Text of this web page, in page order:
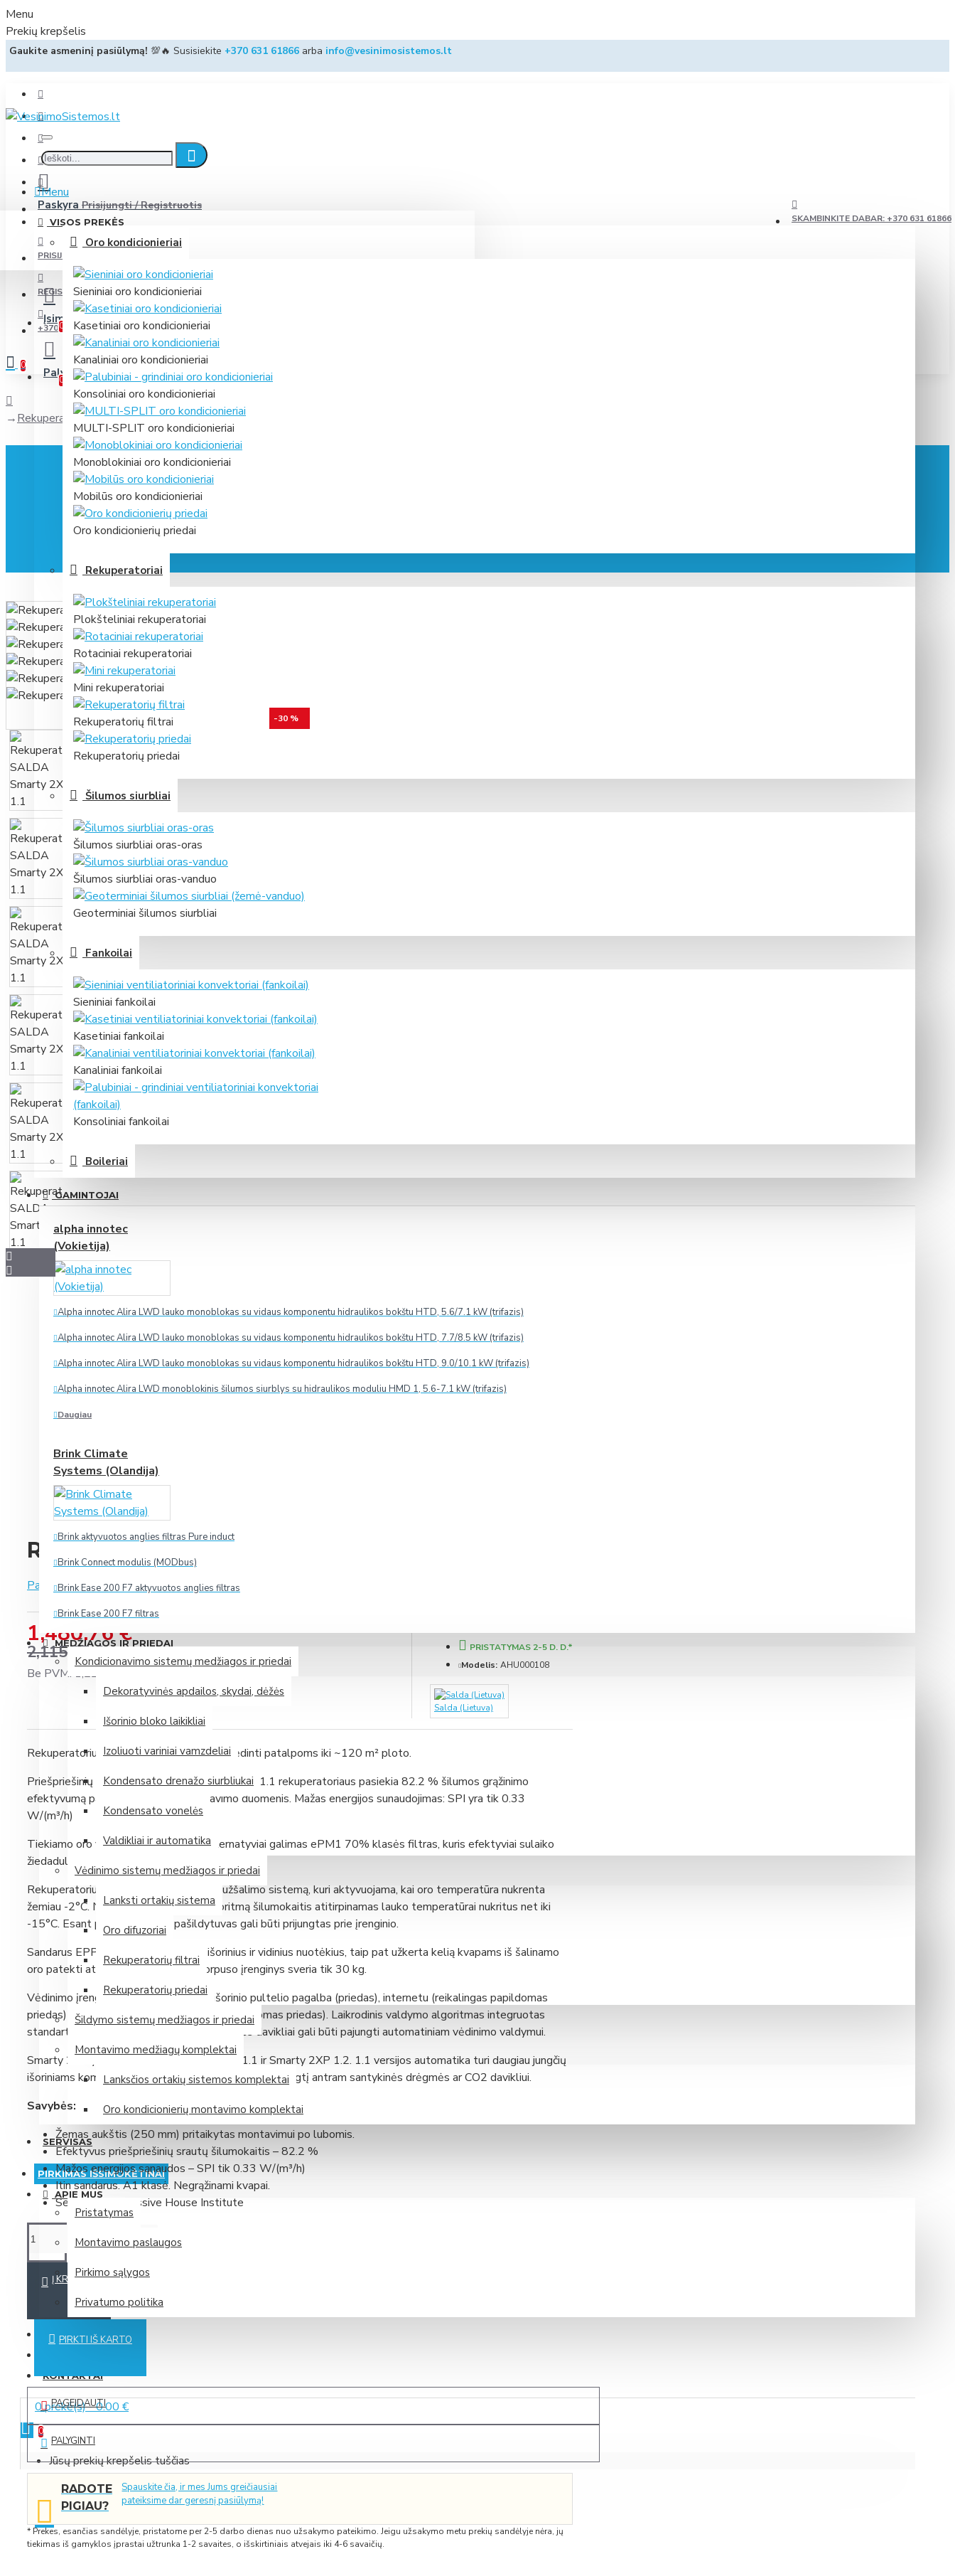
Menu
Prekių krepšelis
Gaukite asmeninį pasiūlymą! 💯🔥 Susisiekite +370 631 61866 arba info@vesinimosistemos.lt
SKAMBINKITE DABAR: +370 631 61866
Paskyra Prisijungti / Registruotis
Įsimintini Jūsų prekių sąrašas
0
PalygintiPrekių palyginimas
0
Menu
VISOS PREKĖS
Oro kondicionieriai
Sieniniai oro kondicionieriai
Kasetiniai oro kondicionieriai
Kanaliniai oro kondicionieriai
Konsoliniai oro kondicionieriai
MULTI-SPLIT oro kondicionieriai
Monoblokiniai oro kondicionieriai
Mobilūs oro kondicionieriai
Oro kondicionierių priedai
Rekuperatoriai
Plokšteliniai rekuperatoriai
Rotaciniai rekuperatoriai
Mini rekuperatoriai
Rekuperatorių filtrai
Rekuperatorių priedai
Šilumos siurbliai
Šilumos siurbliai oras-oras
Šilumos siurbliai oras-vanduo
Geoterminiai šilumos siurbliai
Fankoilai
Sieniniai fankoilai
Kasetiniai fankoilai
Kanaliniai fankoilai
Konsoliniai fankoilai
Boileriai
GAMINTOJAI
alpha innotec
(Vokietija)
Alpha innotec Alira LWD lauko monoblokas su vidaus komponentu hidraulikos bokštu HTD, 5.6/7.1 kW (trifazis)
Alpha innotec Alira LWD lauko monoblokas su vidaus komponentu hidraulikos bokštu HTD, 7.7/8.5 kW (trifazis)
Alpha innotec Alira LWD lauko monoblokas su vidaus komponentu hidraulikos bokštu HTD, 9.0/10.1 kW (trifazis)
Alpha innotec Alira LWD monoblokinis šilumos siurblys su hidraulikos moduliu HMD 1, 5.6-7.1 kW (trifazis)
Daugiau
Brink Climate
Systems (Olandija)
Brink aktyvuotos anglies filtras Pure induct
Brink Connect modulis (MODbus)
Brink Ease 200 F7 aktyvuotos anglies filtras
Brink Ease 200 F7 filtras
Daugiau
Zehnder (Vokietija)
Mini rekuperatorius Zehnder ComfoAir 70
Mini rekuperatorius Zehnder ComfoSpot 50
Plokštelinis entalpinis rekuperatorius Zehnder ComfoAir 375 ERV (su tenu)
Plokštelinis entalpinis rekuperatorius Zehnder ComfoAir Flex 350 ERV (integruotas LAN modulis)
Samsung (P. Korėja)
Belaidis įkraunamas SolarCell valdymo pultas Samsung oro kondicionieriams - AR-CH01E
Plokštelinis Samsung ERV AN035JSKLKN rekuperatorius su valdikliu
Plokštelinis Samsung ERV AN050JSKLKN rekuperatorius su valdikliu
Daugiau
Panasonic (Japonija)
Panasonic grindinis oro kondicionierius, 2.5/3.4 kW
Panasonic grindinis oro kondicionierius, 3.5/4.3 kW
Panasonic monoblokinis šilumos siurblys oras-vanduo Aquarea HP Mono-Block (H karta) 12 kW
Panasonic monoblokinis šilumos siurblys oras-vanduo Aquarea HP Mono-Block (H karta) 16 kW
Daugiau
LG (P. Korėja)
LG bevėjis sieninis oro kondicionierius ARTCOOL AI Mirror Soft Air 2.5/3.2 kW
LG bevėjis sieninis oro kondicionierius DUALCOOL AI Deluxe Soft Air 2.5/3.2 kW
Daugiau
Mitsubishi Electric
(Japonija)
Mitsubishi Electric plokštelinis rekuperatorius Lossnay LGH-100RVX3
MEDŽIAGOS IR PRIEDAI
Kondicionavimo sistemų medžiagos ir priedai
Dekoratyvinės apdailos, skydai, dėžės
Išorinio bloko laikikliai
Izoliuoti variniai vamzdeliai
Kondensato drenažo siurbliukai
Kondensato vonelės
Valdikliai ir automatika
Vėdinimo sistemų medžiagos ir priedai
Lanksti ortakių sistema
Oro difuzoriai
Rekuperatorių filtrai
Rekuperatorių priedai
Šildymo sistemų medžiagos ir priedai
Montavimo medžiagų komplektai
Lanksčios ortakių sistemos komplektai
Oro kondicionierių montavimo komplektai
SERVISAS
PIRKIMAS IŠSIMOKĖTINAI
APIE MUS
Pristatymas
Montavimo paslaugos
Pirkimo sąlygos
Privatumo politika
DUK
KONTAKTAI
0 prekė(s) - 0.00 €
0
Jūsų prekių krepšelis tuščias
PRISIJUNGTI
REGISTRUOTIS
+370 631 61866
0
Rekuperatorius SALDA Smarty 2X P 1.1
-30 %
Rekuperatorius SALDA Smarty 2X P 1.1
Paremta 0 įvertinimais.-Parašyti įvertinimą
1,480.76 €
2,115.37 €
Be PVM: 1,223.77 €
PRISTATYMAS 2-5 D. D.*
Modelis: AHU000108
Salda (Lietuva)
Rekuperatorius Smarty 2X P 1.1 skirtas vėdinti patalpoms iki ~120 m² ploto.
Priešpriešinių srautų šilumokaitis Smarty 2X P 1.1 rekuperatoriaus pasiekia 82.2 % šilumos grąžinimo
efektyvumą pagal Ekologinio projektavimo duomenis. Mažas energijos sunaudojimas: SPI yra tik 0.33
W/(m³/h)
Tiekiamo oro filtras - Coarse 65%. Alternatyviai galimas ePM1 70% klasės filtras, kuris efektyviai sulaiko
žiedadulkes, pelėsio sporas, bei degimo daleles.
Rekuperatorius turi išmaniąją apsaugos užšalimo sistemą, kuri aktyvuojama, kai oro temperatūra nukrenta
žemiau -2°C. Naudojant disbalanso algoritmą šilumokaitis atitirpinamas lauko temperatūrai nukritus net iki
-15°C. Esant poreikiui išorinis pašildytuvas gali būti prijungtas prie įrenginio.
Sandarus EPP korpusas minimizuoja išorinius ir vidinius nuotėkius, taip pat užkerta kelią kvapams iš šalinamo
oro patekti atgal į patalpas. Dėka korpuso įrenginys sveria tik 30 kg.
Vėdinimo įrenginys gali būti valdovas išorinio pultelio pagalba (priedas), internetu (reikalingas papildomas
priedas) ar mobilia aplikacija (reikalingas papildomas priedas). Laikrodinis valdymo algoritmas integruotas
standartiškai. CO2 ar santykinės oro drėgmės davikliai gali būti pajungti automatiniam vėdinimo valdymui.
Smarty 2XP yra dviejų versijų: Smarty 2XP 1.1 ir Smarty 2XP 1.2. 1.1 versijos automatika turi daugiau jungčių
išoriniams komponentams: jungtį antram šildytuvui, jungtį antram santykinės drėgmės ar CO2 davikliui.
Savybės:
Žemas aukštis (250 mm) pritaikytas montavimui po lubomis.
Efektyvus priešpriešinių srautų šilumokaitis – 82.2 %
Mažos energijos sąnaudos – SPI tik 0.33 W/(m³/h)
Itin sandarus. A1 klasė. Negrąžinami kvapai.
Sertifikuotas Passive House Institute
Į KREPŠELĮ
PIRKTI IŠ KARTO
PAGEIDAUTI
PALYGINTI
RADOTE
PIGIAU?
Spauskite čia, ir mes Jums greičiausiai
pateiksime dar geresnį pasiūlymą!
* Prekes, esančias sandėlyje, pristatome per 2-5 darbo dienas nuo užsakymo pateikimo. Jeigu užsakymo metu prekių sandėlyje nėra, jų
tiekimas iš gamyklos įprastai užtrunka 1-2 savaites, o išskirtiniais atvejais iki 4-6 savaičių.